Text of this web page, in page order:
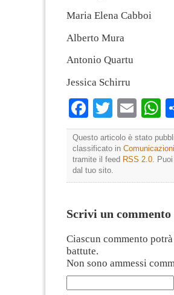
Maria Elena Cabboi
Alberto Mura
Antonio Quartu
Jessica Schirru
Facebook
Twitter
Questo articolo è stato
classificato in Comunicazioni
tramite il feed RSS 2.0 . Puoi
dal tuo sito.
Scrivi un commento
Ciascun commento
battute.
Non sono ammessi